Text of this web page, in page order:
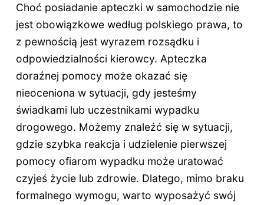
Choć posiadanie apteczki w samochodzie nie
jest obowiązkowe według polskiego prawa, to
z pewnością jest wyrazem rozsądku i
odpowiedzialności kierowcy. Apteczka
doraźnej pomocy może okazać się
nieoceniona w sytuacji, gdy jesteśmy
świadkami lub uczestnikami wypadku
drogowego. Możemy znaleźć się w sytuacji,
gdzie szybka reakcja i udzielenie pierwszej
pomocy ofiarom wypadku może uratować
czyjeś życie lub zdrowie. Dlatego, mimo braku
formalnego wymogu, warto wyposażyć swój